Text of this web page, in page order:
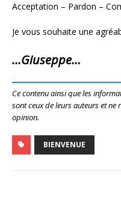
Acceptation – Pardon –
Je vous souhaite une
…Giuseppe…
Ce contenu ainsi que les
sont ceux de leurs auteurs et
opinion.
BIENVENUE